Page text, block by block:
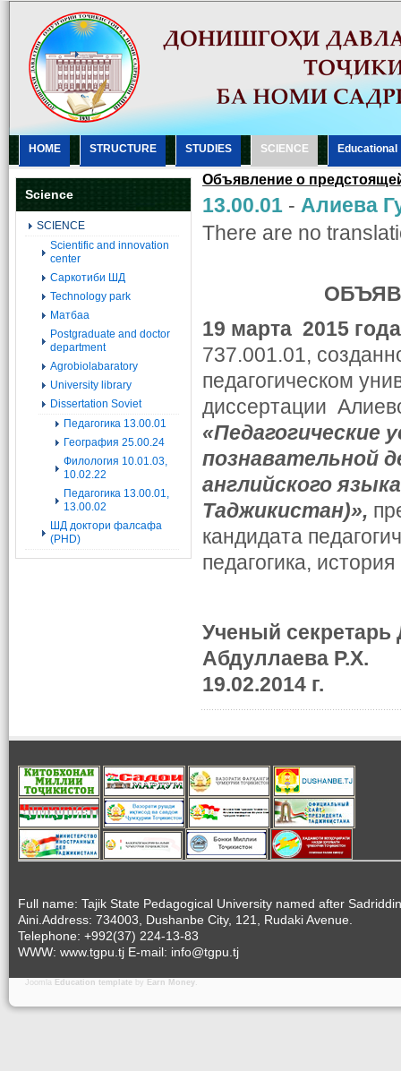
HOME STRUCTURE STUDIES SCIENCE Еducational
Science
SCIENCE
Scientific and innovation
center
Саркотиби ШД
Technology park
Матбаа
Postgraduate and doctor
department
Agrobiolabaratory
University library
Dissertation Soviet
Педагогика 13.00.01
География 25.00.24
Филология 10.01.03,
10.02.22
Педагогика 13.00.01,
13.00.02
ШД доктори фалсафа
(PHD)
Объявление о
13.00.01 - Алиеʙа
There are no
19 марта 2015
737.001.01,
педагогическом
диссертации
«Педагогические
познавательной
английского
Таджикистан)»,
кандидата
педагогика,
Ученый секретарь
Абдуллаева Р.Х.
19.02.2014 г.
Full name: Tajik State Pedagogical University named after Sadriddin
Aini.Address: 734003, Dushanbe City, 121, Rudaki Avenue.
Telephone: +992(37) 224-13-83
WWW: www.tgpu.tj E-mail: info@tgpu.tj
Joomla Education template by Earn Money.